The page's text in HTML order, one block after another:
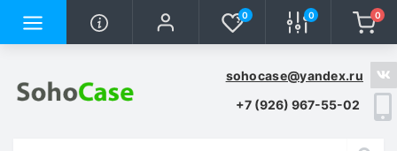
0 0 0
sohocase@yandex.ru
+7 (926) 967-55-02